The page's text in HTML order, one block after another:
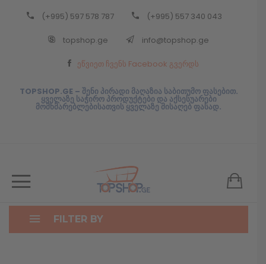
(+995) 597 578 787 (+995) 557 340 043
topshop.ge info@topshop.ge
ეწვიეთ ჩვენს Facebook გვერდს
TOPSHOP.GE – შენი პირადი მაღაზია საბითუმო ფასებით.
ყველაზე საჭირო პროდუქტები და აქსესუარები
მომხმარებლებისათვის ყველაზე მისაღებ ფასად.
FILTER BY
Back